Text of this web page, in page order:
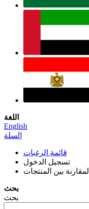
اللغة
English
السلة
قائمة الرغبات
تسجيل الدخول
المقارنة بين المنتجات
بحث
بحث